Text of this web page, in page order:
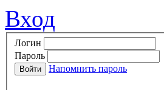
Вход
Логин
Пароль
Напомнить пароль